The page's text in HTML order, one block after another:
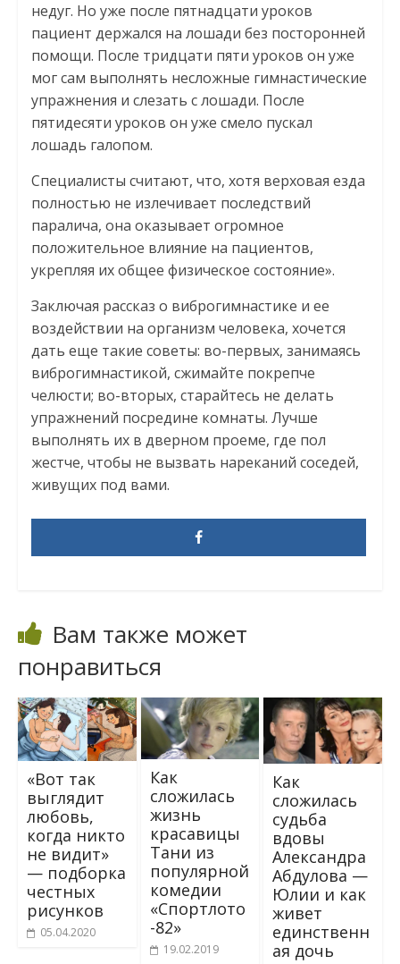
недуг. Но уже после пятнадцати уроков
пациент держался на лошади без посторонней
помощи. После тридцати пяти уроков он уже
мог сам выполнять несложные гимнастические
упражнения и слезать с лошади. После
пятидесяти уроков он уже смело пускал
лошадь галопом.
Специалисты считают, что, хотя верховая езда
полностью не излечивает последствий
паралича, она оказывает огромное
положительное влияние на пациентов,
укрепляя их общее физическое состояние».
Заключая рассказ о виброгимнастике и ее
воздействии на организм человека, хочется
дать еще такие советы: во-первых, занимаясь
виброгимнастикой, сжимайте покрепче
челюсти; во-вторых, старайтесь не делать
упражнений посредине комнаты. Лучше
выполнять их в дверном проеме, где пол
жестче, чтобы не вызвать нареканий соседей,
живущих под вами.
Вам также может
понравиться
«Вот так
выглядит
любовь,
когда никто
не видит»
— подборка
честных
рисунков
05.04.2020
Как
сложилась
жизнь
красавицы
Тани из
популярной
комедии
«Спортлото
-82»
19.02.2019
Как
сложилась
судьба
вдовы
Александра
Абдулова —
Юлии и как
живет
единственн
ая дочь